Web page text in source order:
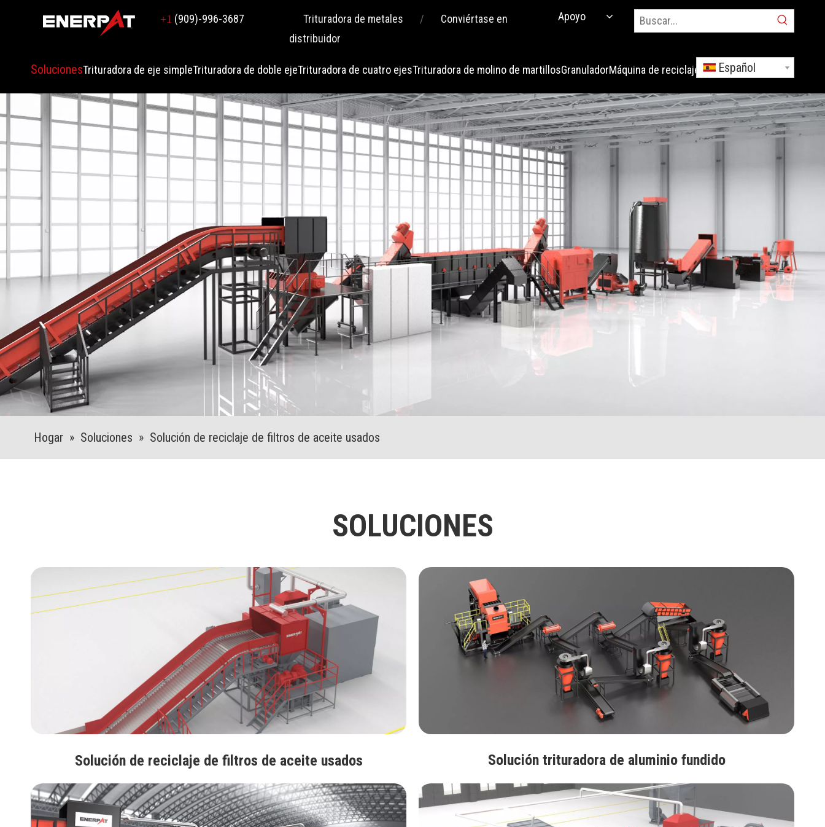
+1 (909)-996-3687 Trituradora de metales /
Conviértase en
distribuidor
Apoyo
SolucionesTrituradora de eje simpleTrituradora de doble ejeTrituradora de cuatro ejesTrituradora de molino de martillosGranuladorMáquina de reciclaje Solicitud
Español
Hogar » Soluciones » Solución de reciclaje de filtros de aceite usados
SOLUCIONES
Solución de reciclaje de filtros de aceite usados Solución trituradora de aluminio fundido